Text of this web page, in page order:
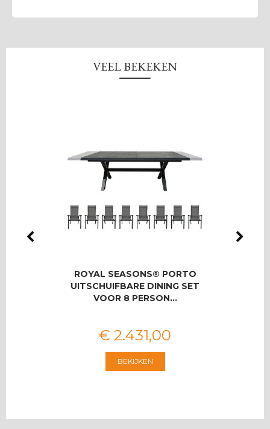
VEEL BEKEKEN
ROYAL SEASONS® PORTO
UITSCHUIFBARE DINING SET
VOOR 8 PERSON…
€ 2.431,00
BEKIJKEN